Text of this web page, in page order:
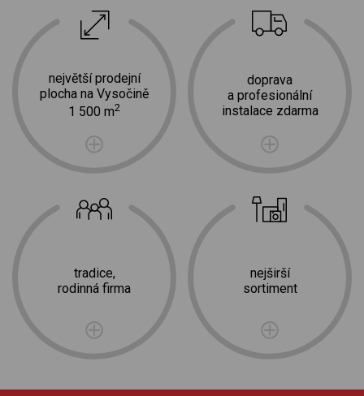
největší prodejní
plocha na Vysočině
1 500 m2
tradice,
rodinná firma
doprava
a profesionální
instalace zdarma
nejširší
sortiment